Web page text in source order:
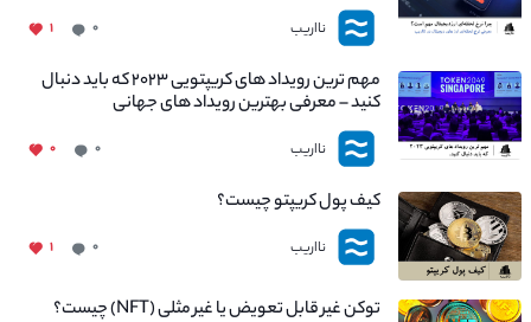
نااریب ۰ ۱
مهم ترین رویداد های کریپتویی ۲۰۲۳ که باید دنبال
کنید – معرفی بهترین رویداد های جهانی
نااریب ۰ ۰
کیف پول کریپتو چیست؟
نااریب ۰ ۱
توکن غیر قابل تعویض یا غیر مثلی (NFT) چیست؟